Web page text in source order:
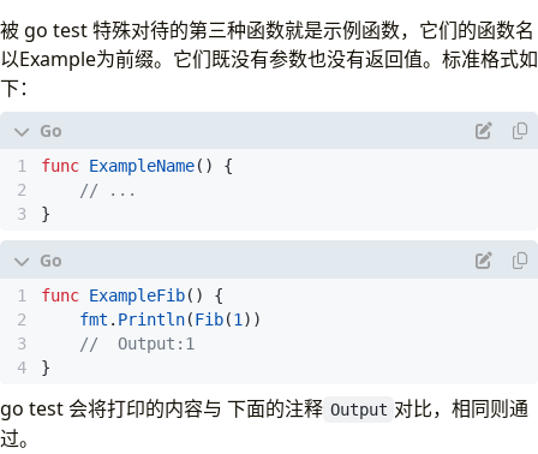
被 go test 特殊对待的第三种函数就是示例函数，它们的函数名
以Example为前缀。它们既没有参数也没有返回值。标准格式如
下：
func ExampleName()
{
// ...
}
func ExampleFib()
{
fmt . Println(Fib(1 ))
//	Output:1
}
go test 会将打印的内容与 下面的注释 Output 对比，相同则通
过。